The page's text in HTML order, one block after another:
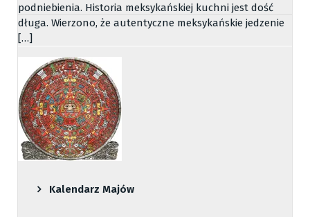
podniebienia. Historia meksykańskiej kuchni jest dość
długa. Wierzono, że autentyczne meksykańskie jedzenie
[…]
Kalendarz Majów